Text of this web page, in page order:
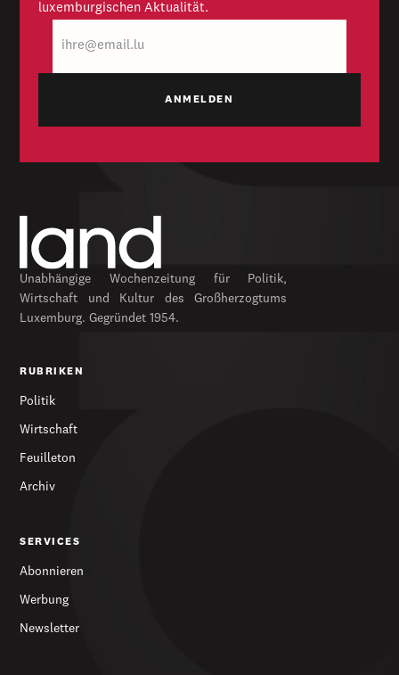
luxemburgischen Aktualität.
Mail
Unabhängige Wochenzeitung für Politik,
Wirtschaft und Kultur des Großherzogtums
Luxemburg. Gegründet 1954.
RUBRIKEN
Politik
Wirtschaft
Feuilleton
Archiv
SERVICES
Abonnieren
Werbung
Newsletter